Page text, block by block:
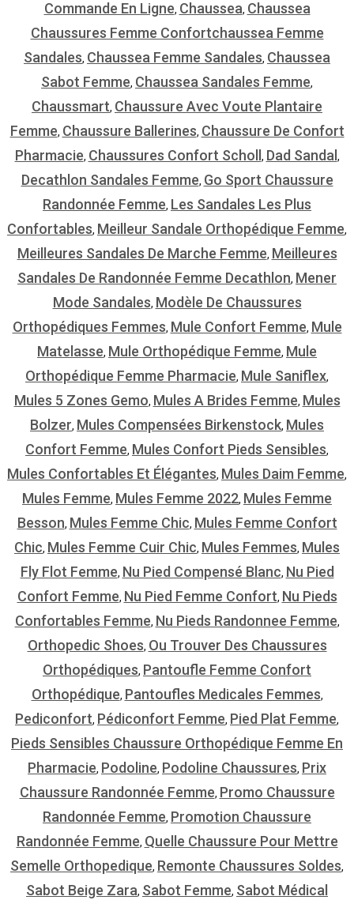
Commande En Ligne, Chaussea, Chaussea
Chaussures Femme Confortchaussea Femme
Sandales, Chaussea Femme Sandales, Chaussea
Sabot Femme, Chaussea Sandales Femme,
Chaussmart, Chaussure Avec Voute Plantaire
Femme, Chaussure Ballerines, Chaussure De Confort
Pharmacie, Chaussures Confort Scholl , Dad Sandal ,
Decathlon Sandales Femme, Go Sport Chaussure
Randonnée Femme, Les Sandales Les Plus
Confortables, Meilleur Sandale Orthopédique Femme,
Meilleures Sandales De Marche Femme, Meilleures
Sandales De Randonnée Femme Decathlon, Mener
Mode Sandales, Modèle De Chaussures
Orthopédiques Femmes, Mule Confort Femme, Mule
Matelasse, Mule Orthopédique Femme, Mule
Orthopédique Femme Pharmacie, Mule Saniflex,
Mules 5 Zones Gemo, Mules A Brides Femme, Mules
Bolzer, Mules Compensées Birkenstock, Mules
Confort Femme, Mules Confort Pieds Sensibles,
Mules Confortables Et Élégantes, Mules Daim Femme,
Mules Femme, Mules Femme 2022, Mules Femme
Besson, Mules Femme Chic, Mules Femme Confort
Chic, Mules Femme Cuir Chic, Mules Femmes, Mules
Fly Flot Femme, Nu Pied Compensé Blanc, Nu Pied
Confort Femme, Nu Pied Femme Confort, Nu Pieds
Confortables Femme, Nu Pieds Randonnee Femme,
Orthopedic Shoes, Ou Trouver Des Chaussures
Orthopédiques, Pantoufle Femme Confort
Orthopédique, Pantoufles Medicales Femmes,
Pediconfort, Pédiconfort Femme, Pied Plat Femme,
Pieds Sensibles Chaussure Orthopédique Femme En
Pharmacie, Podoline, Podoline Chaussures, Prix
Chaussure Randonnée Femme, Promo Chaussure
Randonnée Femme, Promotion Chaussure
Randonnée Femme, Quelle Chaussure Pour Mettre
Semelle Orthopedique, Remonte Chaussures Soldes,
Sabot Beige Zara, Sabot Femme, Sabot Médical